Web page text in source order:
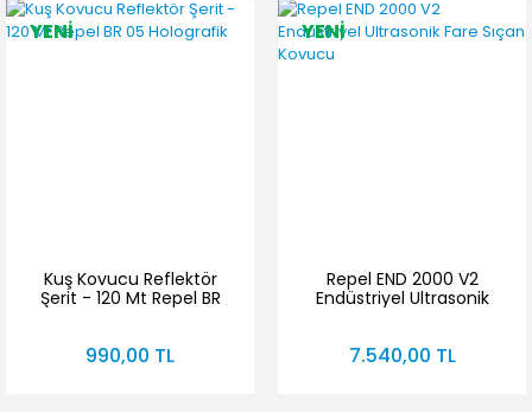
YENİ
Kuş Kovucu Reflektör
Şerit - 120 Mt Repel BR
990,00 TL
YENİ
Repel END 2000 V2
Endüstriyel Ultrasonik
7.540,00 TL